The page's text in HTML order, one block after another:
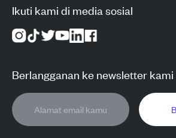
Ikuti kami di media sosial
Berlangganan ke newsletter kami